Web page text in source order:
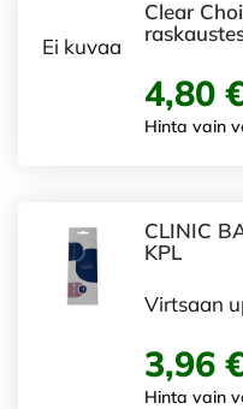
Ei kuvaa
Clear
4,80
Hinta vain
CLINIC
KPL
Virtsaan
3,96
Hinta vain